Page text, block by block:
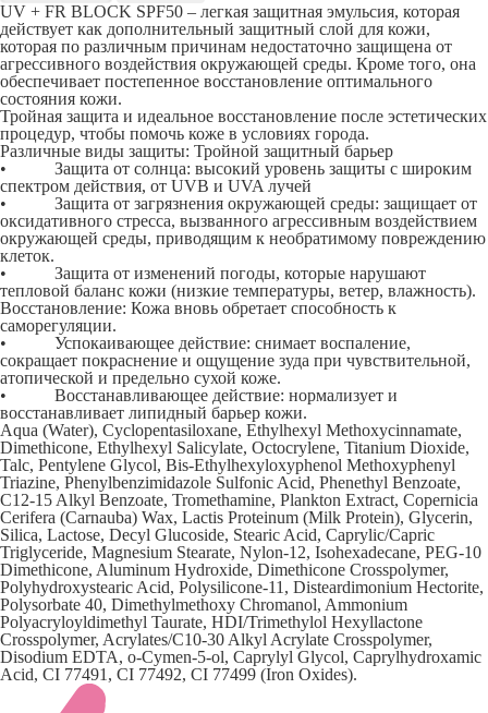
UV + FR BLOCK SPF50 – легкая защитная эмульсия, которая
действует как дополнительный защитный слой для кожи,
которая по различным причинам недостаточно защищена от
агрессивного воздействия окружающей среды. Кроме того, она
обеспечивает постепенное восстановление оптимального
состояния кожи.
Тройная защита и идеальное восстановление после эстетических
процедур, чтобы помочь коже в условиях города.
Различные виды защиты: Тройной защитный барьер
• Защита от солнца: высокий уровень защиты с широким
спектром действия, от UVB и UVA лучей
• Защита от загрязнения окружающей среды: защищает от
оксидативного стресса, вызванного агрессивным воздействием
окружающей среды, приводящим к необратимому повреждению
клеток.
• Защита от изменений погоды, которые нарушают
тепловой баланс кожи (низкие температуры, ветер, влажность).
Восстановление: Кожа вновь обретает способность к
саморегуляции.
• Успокаивающее действие: снимает воспаление,
сокращает покраснение и ощущение зуда при чувствительной,
атопической и предельно сухой коже.
• Восстанавливающее действие: нормализует и
восстанавливает липидный барьер кожи.
Aqua (Water), Cyclopentasiloxane, Ethylhexyl Methoxycinnamate,
Dimethicone, Ethylhexyl Salicylate, Octocrylene, Titanium Dioxide,
Talc, Pentylene Glycol, Bis-Ethylhexyloxyphenol Methoxyphenyl
Triazine, Phenylbenzimidazole Sulfonic Acid, Phenethyl Benzoate,
C12-15 Alkyl Benzoate, Tromethamine, Plankton Extract, Copernicia
Cerifera (Carnauba) Wax, Lactis Proteinum (Milk Protein), Glycerin,
Silica, Lactose, Decyl Glucoside, Stearic Acid, Caprylic/Capric
Triglyceride, Magnesium Stearate, Nylon-12, Isohexadecane, PEG-10
Dimethicone, Aluminum Hydroxide, Dimethicone Crosspolymer,
Polyhydroxystearic Acid, Polysilicone-11, Disteardimonium Hectorite,
Polysorbate 40, Dimethylmethoxy Chromanol, Ammonium
Polyacryloyldimethyl Taurate, HDI/Trimethylol Hexyllactone
Crosspolymer, Acrylates/C10-30 Alkyl Acrylate Crosspolymer,
Disodium EDTA, o-Cymen-5-ol, Caprylyl Glycol, Caprylhydroxamic
Acid, CI 77491, CI 77492, CI 77499 (Iron Oxides).